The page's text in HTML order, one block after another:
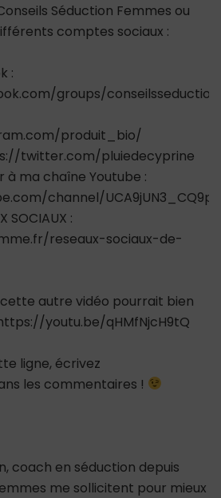
Séduction Femmes ou
comptes sociaux :
:
groups/
produit_bio/
twitter.com/pluiedecyprine
à ma chaîne Youtube :
channel/
SOCIAUX :
reseaux-sociaux-de-
autre vidéo pourrait bien
youtu.be/qHMfNjcH9tQ
ligne, écrivez
les commentaires !
coach en séduction depuis
me sollicitent pour mieux